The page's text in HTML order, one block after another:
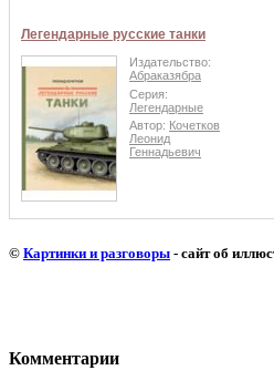
Легендарные русские танки
Издательство:
Абраказябра
Серия:
Легендарные
Автор: Кочетков
Леонид
Геннадьевич
© Картинки и разговоры - сайт об
Комментарии